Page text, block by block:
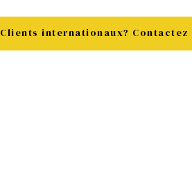
Clients internationaux?